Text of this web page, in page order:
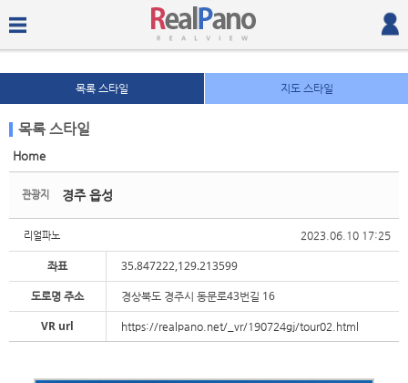
목록 스타일 지도 스타일
목록 스타일
Home
관광지
2023.06.10 17:25
경주 읍성
리얼파노
좌표
35.847222,129.213599
도로명 주소
경상북도 경주시 동문로43번길 16
VR url
https://realpano.net/_vr/190724gj/tour02.html
Sketchbook5, 스케치북5
Sketchbook5, 스케치북5
Sketchbook5, 스케치북5
Sketchbook5, 스케치북5